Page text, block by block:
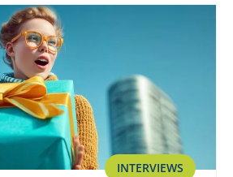
INTERVIEWS